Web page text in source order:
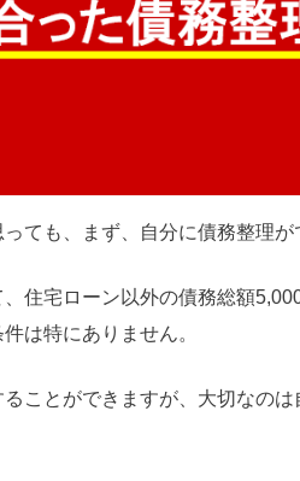
ても、まず、自分に債務整理が
住宅ローン以外の債務総額
は特にありません。
ことができますが、大切なの